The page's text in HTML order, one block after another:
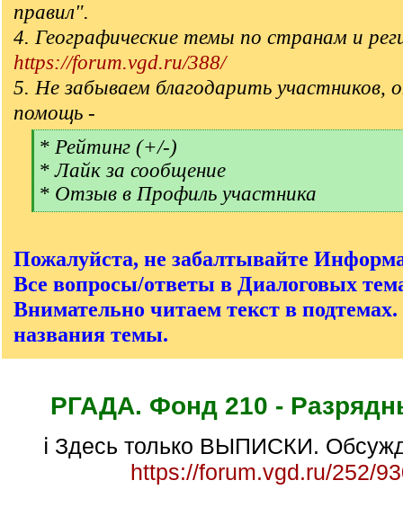
правил".
4. Географические темы по странам и
https://forum.vgd.ru/388/
5. Не забываем благодарить участников,
помощь -
[
]
* Рейтинг (+/-)
* Лайк за сообщение
* Отзыв в Профиль участника
[
]
Пожалуйста, не забалтывайте
Все вопросы/ответы в Диалоговых
Внимательно читаем текст в
названия темы.
РГАДА. Фонд 210 -
ℹ Здесь только ВЫПИСКИ.
https://forum.vgd.ru/252/